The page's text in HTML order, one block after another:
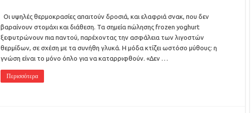
Οι υψηλές θερμοκρασίες απαιτούν δροσιά, και ελαφριά σνακ, που δεν
βαραίνουν στομάχι και διάθεση. Τα σημεία πώλησης frozen yoghurt
ξεφυτρώνουν πια παντού, παρέχοντας την ασφάλεια των λιγοστών
θερμίδων, σε σχέση με τα συνήθη γλυκά. Η μόδα κτίζει ωστόσο μύθους: η
γνώση είναι το μόνο όπλο για να καταρριφθούν. «Δεν …
Περισσότερα